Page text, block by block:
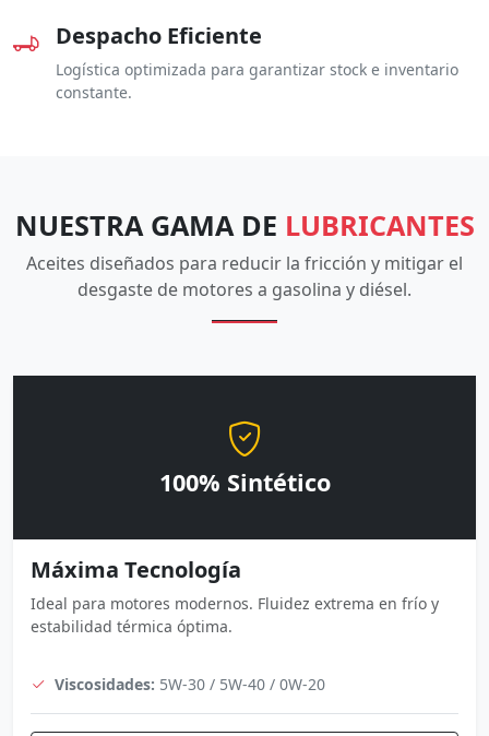
Despacho Eficiente
Logística optimizada para garantizar stock e inventario
constante.
NUESTRA GAMA DE LUBRICANTES
Aceites diseñados para reducir la fricción y mitigar el
desgaste de motores a gasolina y diésel.
100% Sintético
Máxima Tecnología
Ideal para motores modernos. Fluidez extrema en frío y
estabilidad térmica óptima.
Viscosidades: 5W-30 / 5W-40 / 0W-20